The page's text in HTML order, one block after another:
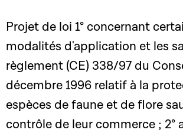
Projet de loi 1° concernant
modalités d'application et les
règlement (CE) 338/97 du
décembre 1996 relatif à la
espèces de faune et de flore
contrôle de leur commerce ; 2°